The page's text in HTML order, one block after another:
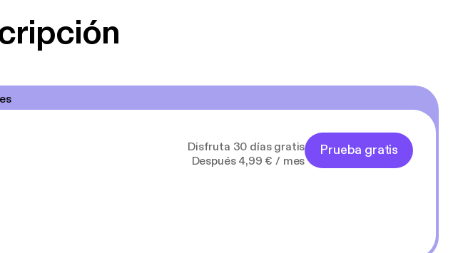
Disfruta 30 días gratis
Después 4,99 € / mes
Prueba gratis